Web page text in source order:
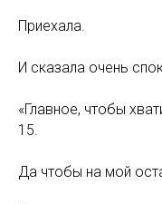
Приехала.
И сказала очень
«Главное, чтобы
15.
Да чтобы на мой